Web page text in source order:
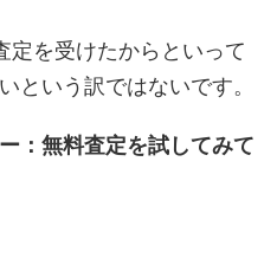
定を受けたからといって
という訳ではないです。
：無料査定を試してみて